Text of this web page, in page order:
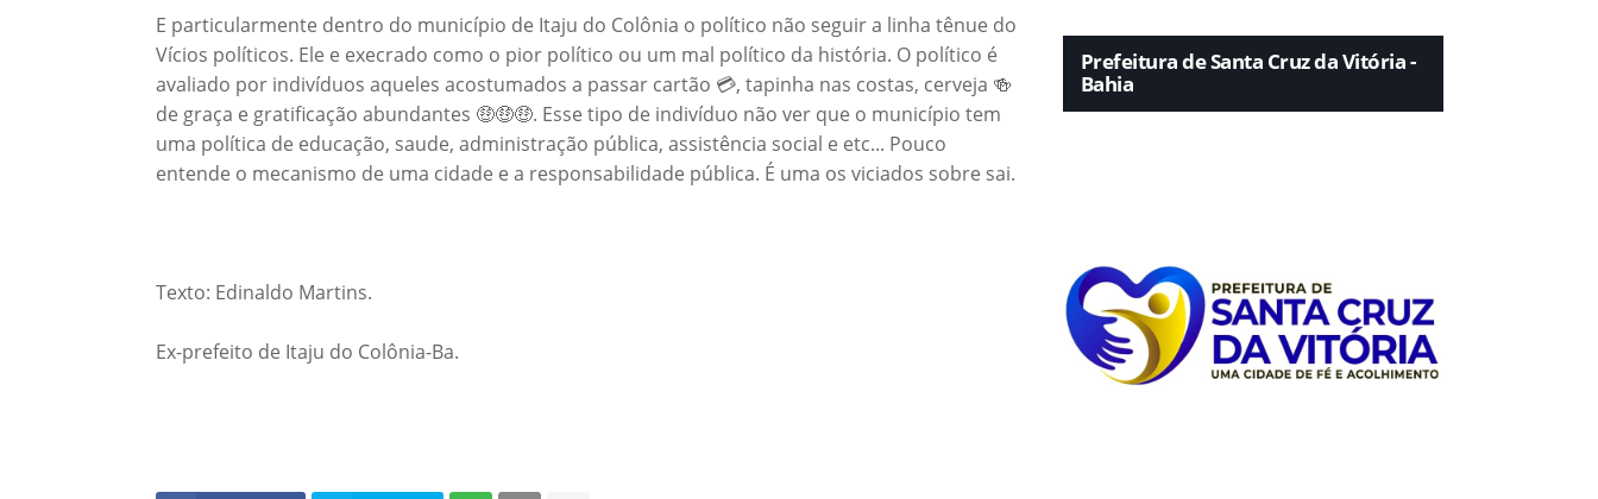
E particularmente dentro do município de Itaju do Colônia o político não seguir a linha tênue do
Vícios políticos. Ele e execrado como o pior político ou um mal político da história. O político é
avaliado por indivíduos aqueles acostumados a passar cartão 💳, tapinha nas costas, cerveja 🍻
de graça e gratificação abundantes 🤑🤑🤑. Esse tipo de indivíduo não ver que o município tem
uma política de educação, saude, administração pública, assistência social e etc... Pouco
entende o mecanismo de uma cidade e a responsabilidade pública. É uma os viciados sobre sai.
Texto: Edinaldo Martins.
Ex-prefeito de Itaju do Colônia-Ba.
Prefeitura de Santa Cruz da Vitória -
Bahia